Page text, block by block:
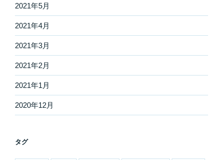
2021年5月
2021年4月
2021年3月
2021年2月
2021年1月
2020年12月
タグ